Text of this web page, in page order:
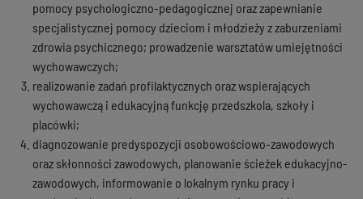
pomocy psychologiczno-pedagogicznej oraz zapewnianie
specjalistycznej pomocy dzieciom i młodzieży z zaburzeniami
zdrowia psychicznego; prowadzenie warsztatów umiejętności
wychowawczych;
realizowanie zadań profilaktycznych oraz wspierających
wychowawczą i edukacyjną funkcję przedszkola, szkoły i
placówki;
diagnozowanie predyspozycji osobowościowo-zawodowych
oraz skłonności zawodowych, planowanie ścieżek edukacyjno-
zawodowych, informowanie o lokalnym rynku pracy i